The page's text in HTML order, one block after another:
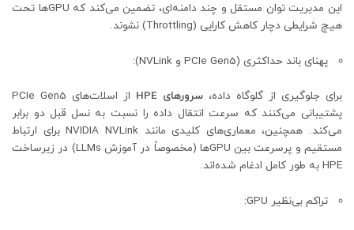
این مدیریت توان مستقل و چند دامنه‌ای، تضمین می‌کند که GPUها تحت
هیچ شرایطی دچار کاهش کارایی (Throttling) نشوند.
پهنای باند حداکثری (PCIe Gen5 و NVLink):
برای جلوگیری از گلوگاه داده، سرورهای HPE
از اسلات‌های PCIe Gen5
پشتیبانی می‌کنند که سرعت انتقال داده را نسبت به نسل قبل دو برابر
می‌کند. همچنین، معماری‌های کلیدی مانند NVIDIA NVLink برای ارتباط
مستقیم و پرسرعت بین GPUها (مخصوصاً در آموزش LLMs) در زیرساخت
HPE به طور کامل ادغام شده‌اند.
تراکم بی‌نظیر GPU: